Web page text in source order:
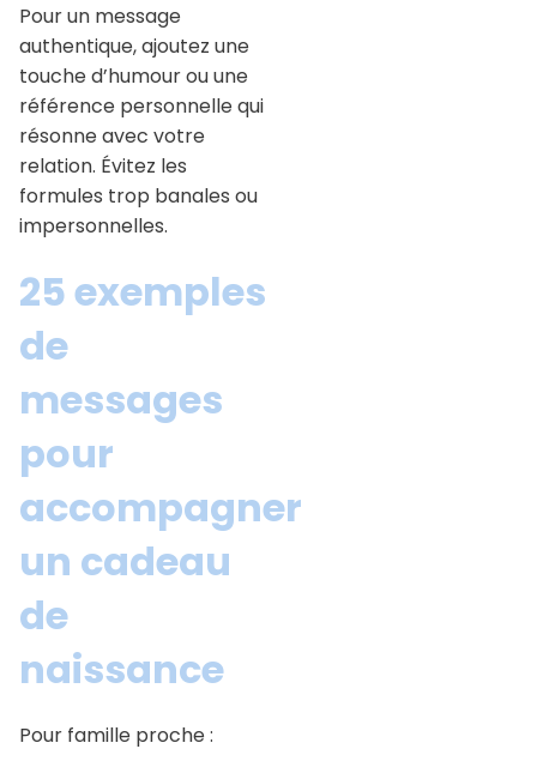
Pour un message
authentique, ajoutez une
touche d’humour ou une
référence personnelle qui
résonne avec votre
relation. Évitez les
formules trop banales ou
impersonnelles.
25 exemples
de
messages
pour
accompagner
un cadeau
de
naissance
Pour famille proche :